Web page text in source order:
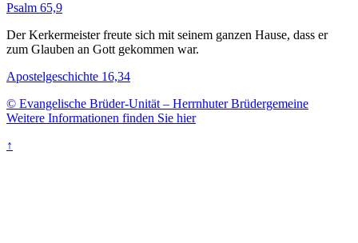
Psalm 65,9
Der Kerkermeister freute sich mit seinem ganzen Hause, dass er
zum Glauben an Gott gekommen war.
Apostelgeschichte 16,34
© Evangelische Brüder-Unität – Herrnhuter Brüdergemeine
Weitere Informationen finden Sie hier
↑